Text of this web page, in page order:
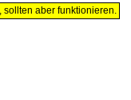
sollten aber funktionieren.